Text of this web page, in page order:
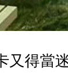
又得當